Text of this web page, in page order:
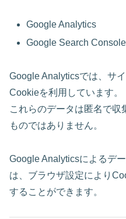
Google Analytics
Google Search Console
Google Analyticsでは、サ
Cookieを利用しています。
これらのデータは匿名で収
ものではありません。
Google Analyticsによるデ
は、ブラウザ設定により
することができます。